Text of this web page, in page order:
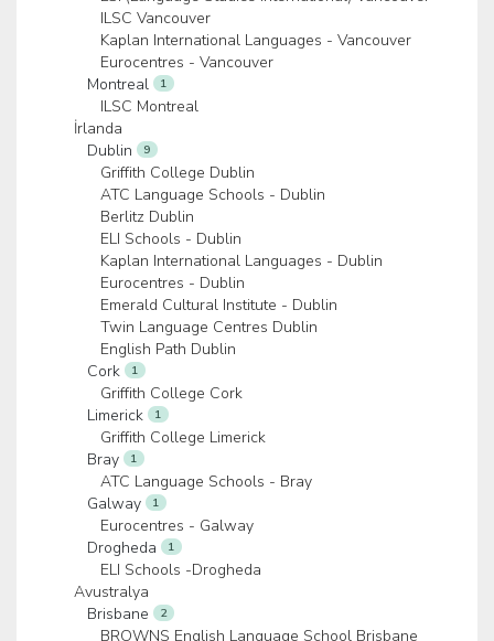
ILSC Vancouver
Kaplan International Languages - Vancouver
Eurocentres - Vancouver
Montreal
1
ILSC Montreal
İrlanda
Dublin
9
Griffith College Dublin
ATC Language Schools - Dublin
Berlitz Dublin
ELI Schools - Dublin
Kaplan International Languages - Dublin
Eurocentres - Dublin
Emerald Cultural Institute - Dublin
Twin Language Centres Dublin
English Path Dublin
Cork
1
Griffith College Cork
Limerick
1
Griffith College Limerick
Bray
1
ATC Language Schools - Bray
Galway
1
Eurocentres - Galway
Drogheda
1
ELI Schools -Drogheda
Avustralya
Brisbane
2
BROWNS English Language School Brisbane